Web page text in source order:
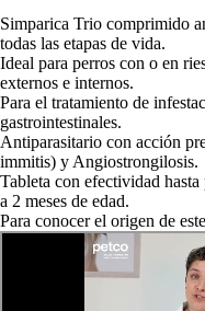
Simparica Trio comprimido
todas las etapas de vida.
Ideal para perros con o en
externos e internos.
Para el tratamiento de
gastrointestinales.
Antiparasitario con acción
immitis) y Angiostrongilosis.
Tableta con efectividad
a 2 meses de edad.
Para conocer el origen de